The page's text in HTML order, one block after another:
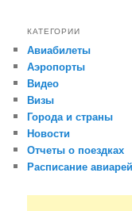
КАТЕГОРИИ
Авиабилеты
Аэропорты
Видео
Визы
Города и страны
Новости
Отчеты о поездках
Расписание